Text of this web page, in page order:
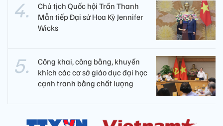
Chủ tịch Quốc hội Trần Thanh
Mẫn tiếp Đại sứ Hoa Kỳ Jennifer
Wicks
Công khai, công bằng, khuyến
khích các cơ sở giáo dục đại học
cạnh tranh bằng chất lượng​